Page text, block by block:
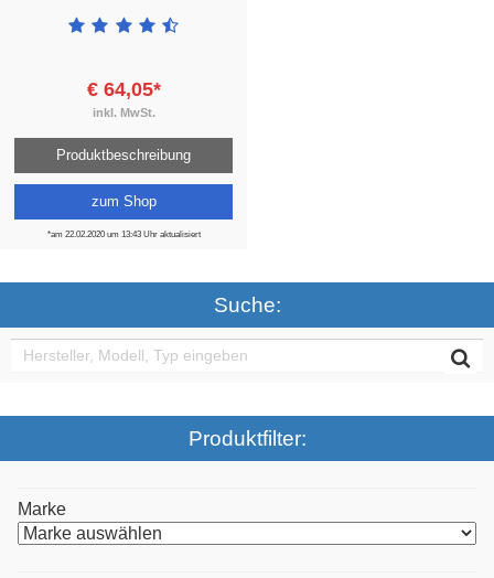
€ 64,05*
inkl. MwSt.
Produktbeschreibung
zum Shop
*am 22.02.2020 um 13:43 Uhr aktualisiert
Suche:
Produktfilter:
Marke